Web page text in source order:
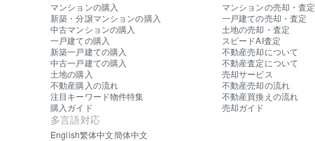
マンションの購入
新築・分譲マンションの購入
中古マンションの購入
一戸建ての購入
新築一戸建ての購入
中古一戸建ての購入
土地の購入
不動産購入の流れ
注目キーワード物件特集
購入ガイド
多言語対応
English繁体中文簡体中文
マンションの売却・査定
一戸建ての売却・査定
土地の売却・査定
スピードAI査定
不動産売却について
不動産査定について
売却サービス
不動産売却の流れ
不動産買換えの流れ
売却ガイド